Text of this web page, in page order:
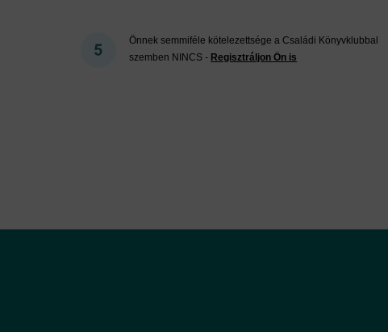
Önnek semmiféle kötelezettsége a Családi Könyvklubbal
szemben NINCS - Regisztráljon Ön is